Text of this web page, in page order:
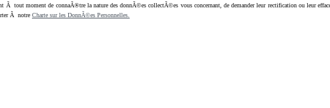
moment de connaÃ®tre la nature des donnÃ©es collectÃ©es vous concernant, de demander leur rectification ou leur
Ã notre Charte sur les DonnÃ©es Personnelles.